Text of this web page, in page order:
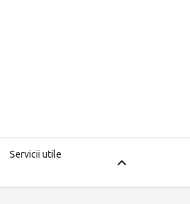
Servicii utile